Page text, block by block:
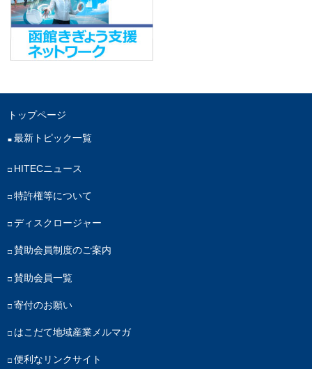
トップページ
最新トピック一覧
HITECニュース
特許権等について
ディスクロージャー
賛助会員制度のご案内
賛助会員一覧
寄付のお願い
はこだて地域産業メルマガ
便利なリンクサイト